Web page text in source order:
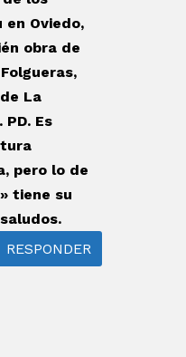
en Oviedo,
obra de
La
PD. Es
pero lo de
tiene su
RESPONDER